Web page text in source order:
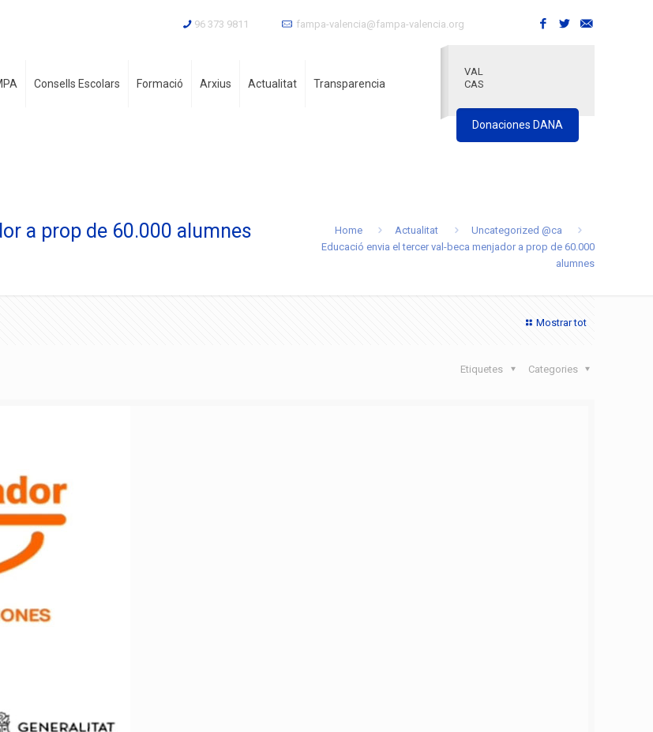
96 373 9811 fampa-valencia@fampa-valencia.org
Consells Escolars Formació Arxius Actualitat Transparencia
VAL
CAS
Donaciones DANA
a prop de 60.000 alumnes Home Actualitat
Uncategorized @ca
Educació envia el tercer val-beca menjador a prop de 60.000
alumnes
Mostrar tot
Categories
Etiquetes